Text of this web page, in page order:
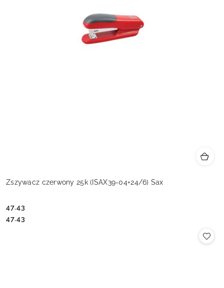
Zszywacz czerwony 25k (ISAX39-04+24/6) Sax
Cena:
47.43
Cena:
47.43